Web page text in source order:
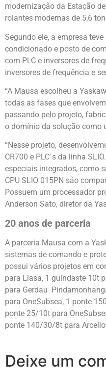
modernização da Estação
rolantes modernas de 5,6
Segundo ele, a empresa
condicionado e posto de
com PLC e inversores de
inversores de frequência e
“A Mausa escolheu a
todas as fases que
passando pelo projeto,
o domínio da solução como
“Nesse projeto,
CR700 e PLC´s da linha
especiais integrados, como
CPU SLIO 015PN são
Possuem um processador
Anderson Sato, diretor da
20 anos de parceria
A parceria Mausa com a
sistemas de comando e
possui vários projetos em
para Liasa, 1 guindaste 10t
para Gerdau
para OneSubsea, 1 ponte
ponte 25/10t para
ponte 140/30/8t para
Deixe um